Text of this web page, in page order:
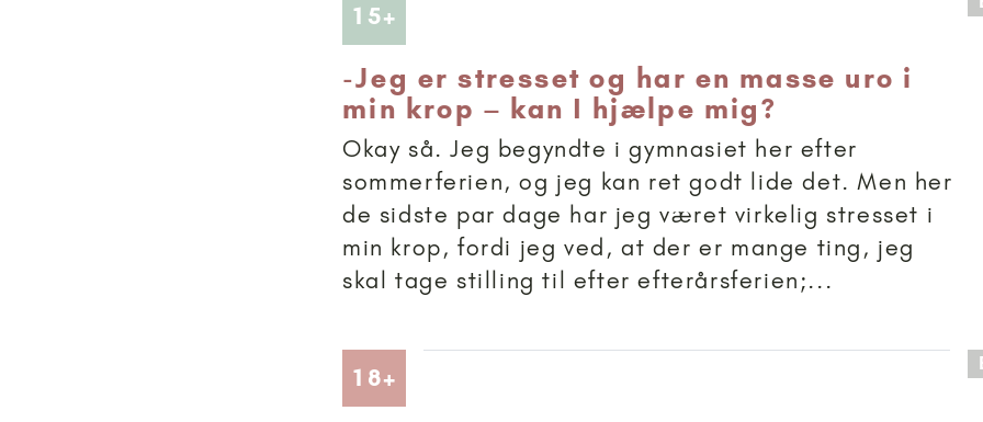
15+
-Jeg er stresset og har en masse uro i
min krop – kan I hjælpe mig?
Okay så. Jeg begyndte i gymnasiet her efter
sommerferien, og jeg kan ret godt lide det. Men her
de sidste par dage har jeg været virkelig stresset i
min krop, fordi jeg ved, at der er mange ting, jeg
skal tage stilling til efter efterårsferien;...
18+